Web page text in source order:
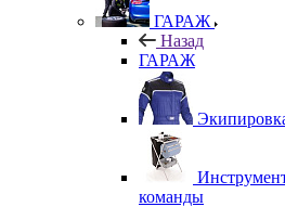
ГАРАЖ
Назад
ГАРАЖ
команды